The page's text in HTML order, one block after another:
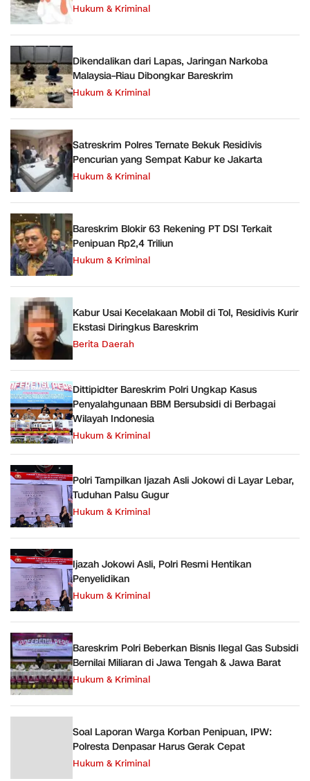
Hukum & Kriminal
Dikendalikan dari Lapas, Jaringan Narkoba
Malaysia–Riau Dibongkar Bareskrim
Hukum & Kriminal
Satreskrim Polres Ternate Bekuk Residivis
Pencurian yang Sempat Kabur ke Jakarta
Hukum & Kriminal
Bareskrim Blokir 63 Rekening PT DSI Terkait
Penipuan Rp2,4 Triliun
Hukum & Kriminal
Kabur Usai Kecelakaan Mobil di Tol, Residivis Kurir
Ekstasi Diringkus Bareskrim
Berita Daerah
Dittipidter Bareskrim Polri Ungkap Kasus
Penyalahgunaan BBM Bersubsidi di Berbagai
Wilayah Indonesia
Hukum & Kriminal
Polri Tampilkan Ijazah Asli Jokowi di Layar Lebar,
Tuduhan Palsu Gugur
Hukum & Kriminal
Ijazah Jokowi Asli, Polri Resmi Hentikan
Penyelidikan
Hukum & Kriminal
Bareskrim Polri Beberkan Bisnis Ilegal Gas Subsidi
Bernilai Miliaran di Jawa Tengah & Jawa Barat
Hukum & Kriminal
Soal Laporan Warga Korban Penipuan, IPW:
Polresta Denpasar Harus Gerak Cepat
Hukum & Kriminal